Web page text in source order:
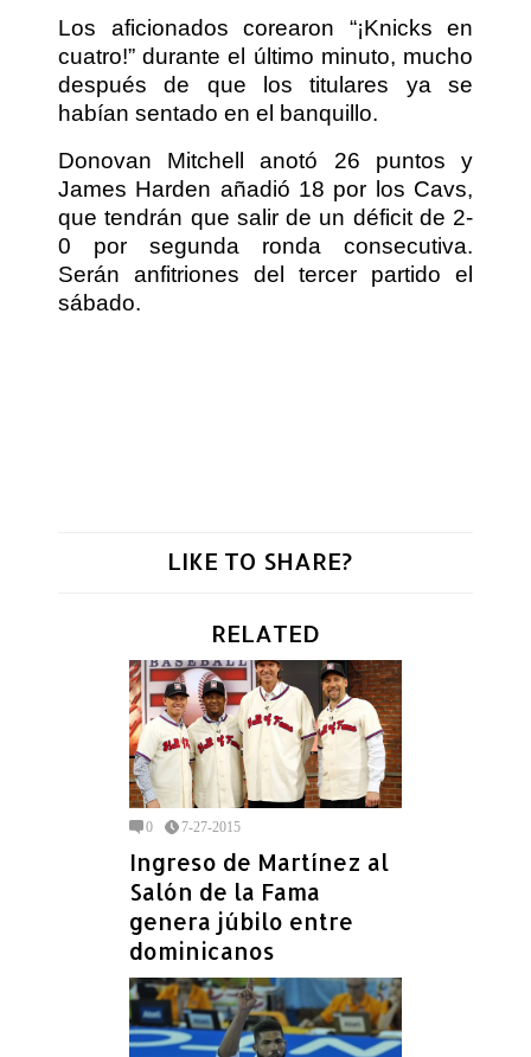
Los aficionados corearon “¡Knicks en
cuatro!” durante el último minuto, mucho
después de que los titulares ya se
habían sentado en el banquillo.
Donovan Mitchell anotó 26 puntos y
James Harden añadió 18 por los Cavs,
que tendrán que salir de un déficit de 2-
0 por segunda ronda consecutiva.
Serán anfitriones del tercer partido el
sábado.
LIKE TO SHARE?
RELATED
0 7-27-2015
Ingreso de Martínez al
Salón de la Fama
genera júbilo entre
dominicanos